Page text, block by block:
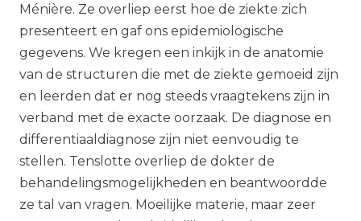
Ménière. Ze overliep eerst hoe de ziekte zich
presenteert en gaf ons epidemiologische
gegevens. We kregen een inkijk in de anatomie
van de structuren die met de ziekte gemoeid zijn
en leerden dat er nog steeds vraagtekens zijn in
verband met de exacte oorzaak. De diagnose en
differentiaaldiagnose zijn niet eenvoudig te
stellen. Tenslotte overliep de dokter de
behandelingsmogelijkheden en beantwoordde
ze tal van vragen. Moeilijke materie, maar zeer